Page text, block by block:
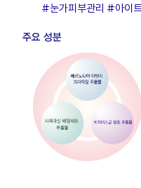
#눈가피부관리 #아이